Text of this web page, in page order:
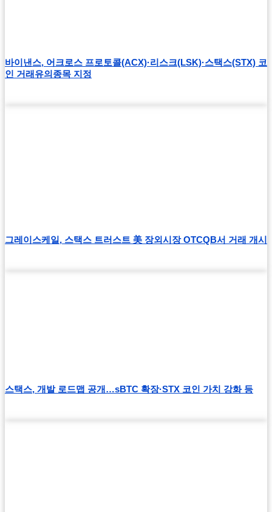
바이낸스, 어크로스 프로토콜(ACX)·리스크(LSK)·스택스(STX) 코
인 거래유의종목 지정
그레이스케일, 스택스 트러스트 美 장외시장 OTCQB서 거래 개시
스택스, 개발 로드맵 공개…sBTC 확장·STX 코인 가치 강화 등